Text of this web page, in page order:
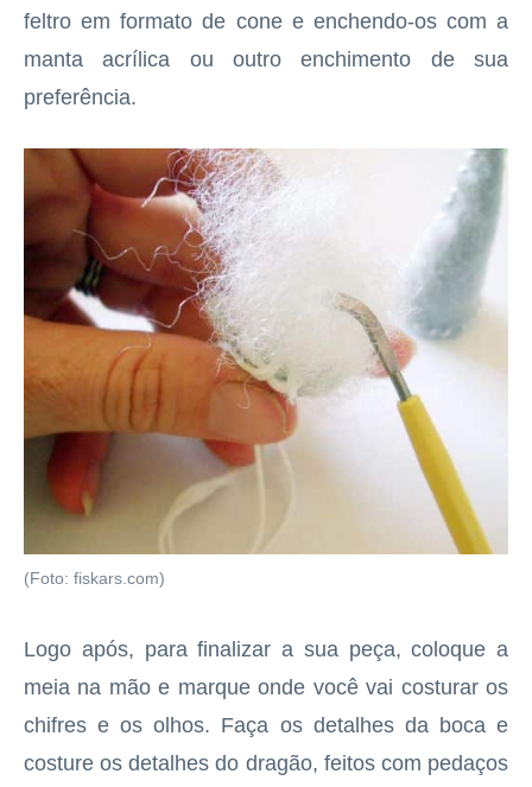
feltro em formato de cone e enchendo-os com a
manta acrílica ou outro enchimento de sua
preferência.
(Foto: fiskars.com)
Logo após, para finalizar a sua peça, coloque a
meia na mão e marque onde você vai costurar os
chifres e os olhos. Faça os detalhes da boca e
costure os detalhes do dragão, feitos com pedaços